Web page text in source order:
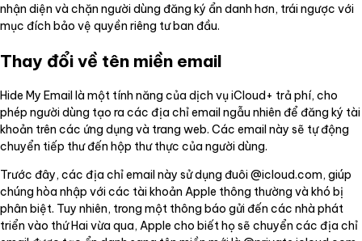
nhận diện và chặn người dùng đăng ký ẩn danh hơn, trái ngược với
mục đích bảo vệ quyền riêng tư ban đầu.
Thay đổi về tên miền email
Hide My Email là một tính năng của dịch vụ iCloud+ trả phí, cho
phép người dùng tạo ra các địa chỉ email ngẫu nhiên để đăng ký tài
khoản trên các ứng dụng và trang web. Các email này sẽ tự động
chuyển tiếp thư đến hộp thư thực của người dùng.
Trước đây, các địa chỉ email này sử dụng đuôi @icloud.com, giúp
chúng hòa nhập với các tài khoản Apple thông thường và khó bị
phân biệt. Tuy nhiên, trong một thông báo gửi đến các nhà phát
triển vào thứ Hai vừa qua, Apple cho biết họ sẽ chuyển các địa chỉ